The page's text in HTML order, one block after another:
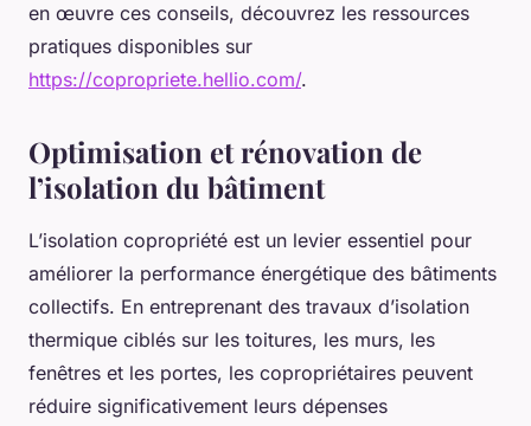
en œuvre ces conseils, découvrez les ressources
pratiques disponibles sur
https://copropriete.hellio.com/.
Optimisation et rénovation de
l’isolation du bâtiment
L’isolation copropriété est un levier essentiel pour
améliorer la performance énergétique des bâtiments
collectifs. En entreprenant des travaux d’isolation
thermique ciblés sur les toitures, les murs, les
fenêtres et les portes, les copropriétaires peuvent
réduire significativement leurs dépenses